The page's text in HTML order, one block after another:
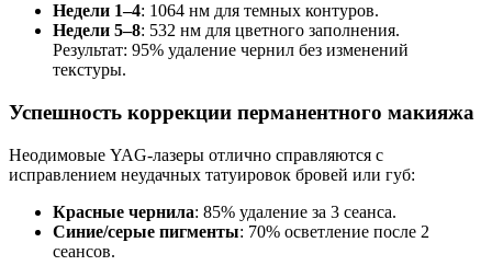
Недели 1–4: 1064 нм для темных контуров.
Недели 5–8: 532 нм для цветного заполнения.
Результат: 95% удаление чернил без изменений
текстуры.
Успешность коррекции перманентного макияжа
Неодимовые YAG-лазеры отлично справляются с
исправлением неудачных татуировок бровей или губ:
Красные чернила: 85% удаление за 3 сеанса.
Синие/серые пигменты: 70% осветление после 2
сеансов.